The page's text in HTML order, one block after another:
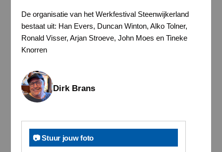
De organisatie van het Werkfestival Steenwijkerland
bestaat uit: Han Evers, Duncan Winton, Alko Tolner,
Ronald Visser, Arjan Stroeve, John Moes en Tineke
Knorren
Dirk Brans
📷 Stuur jouw foto